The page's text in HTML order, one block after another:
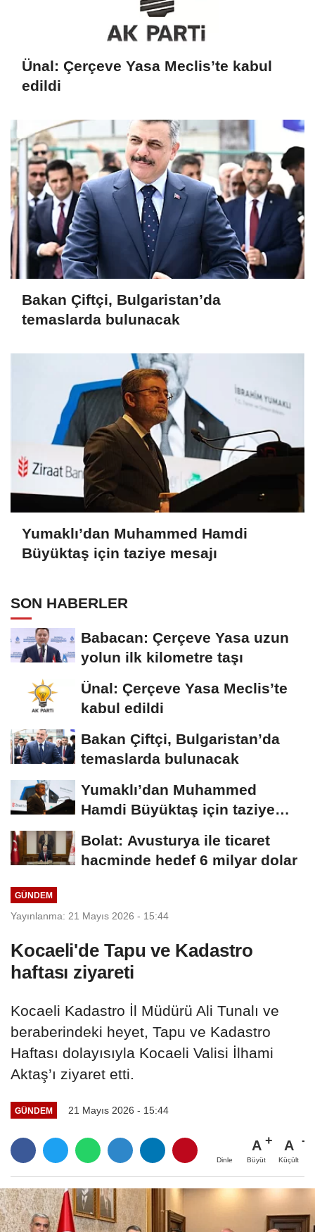
Ünal: Çerçeve Yasa Meclis’te kabul
edildi
Bakan Çiftçi, Bulgaristan’da
temaslarda bulunacak
Yumaklı’dan Muhammed Hamdi
Büyüktaş için taziye mesajı
SON HABERLER
Babacan: Çerçeve Yasa uzun
yolun ilk kilometre taşı
Ünal: Çerçeve Yasa Meclis’te
kabul edildi
Bakan Çiftçi, Bulgaristan’da
temaslarda bulunacak
Yumaklı’dan Muhammed
Hamdi Büyüktaş için taziye
Bolat: Avusturya ile ticaret
hacminde hedef 6 milyar dolar
GÜNDEM
Yayınlanma: 21 Mayıs 2026 - 15:44
Kocaeli'de Tapu ve Kadastro
haftası ziyareti
Kocaeli Kadastro İl Müdürü Ali Tunalı ve
beraberindeki heyet, Tapu ve Kadastro
Haftası dolayısıyla Kocaeli Valisi İlhami
Aktaş’ı ziyaret etti.
GÜNDEM 21 Mayıs 2026 - 15:44
Dinle
A
Büyüt
A
Küçült